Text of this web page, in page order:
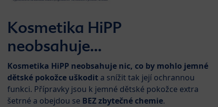
Kosmetika HiPP
neobsahuje...
Kosmetika HiPP neobsahuje nic, co by mohlo jemné
dětské pokožce uškodit a snížit tak její ochrannou
funkci. Přípravky jsou k jemné dětské pokožce extra
šetrné a obejdou se BEZ zbytečné chemie.